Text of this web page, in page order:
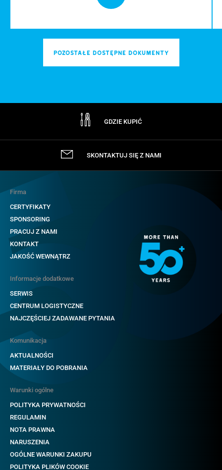
POZOSTAŁE DOSTĘPNE DOKUMENTY
GDZIE KUPIĆ
SKONTAKTUJ SIĘ Z NAMI
Firma
CERTYFIKATY
SPONSORING
PRACUJ Z NAMI
KONTAKT
JAKOŚĆ WEWNĄTRZ
Informacje dodatkowe
SERWIS
CENTRUM LOGISTYCZNE
NAJCZĘŚCIEJ ZADAWANE PYTANIA
Komunikacja
AKTUALNOŚCI
MATERIAŁY DO POBRANIA
Warunki ogólne
POLITYKA PRYWATNOŚCI
REGULAMIN
NOTA PRAWNA
NARUSZENIA
OGÓLNE WARUNKI ZAKUPU
POLITYKA PLIKÓW COOKIE